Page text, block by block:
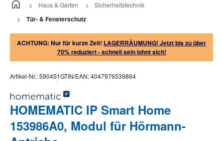
Haus & Garten Sicherheitstechnik
Tür- & Fensterschutz
ACHTUNG: Nur für kurze Zeit! LAGERRÄUMUNG! Jetzt bis zu über
70% reduziert - schnell sein lohnt sich!
Artikel-Nr.:590451GTIN/EAN:4047976539864
HOMEMATIC IP Smart Home
153986A0, Modul für Hörmann-